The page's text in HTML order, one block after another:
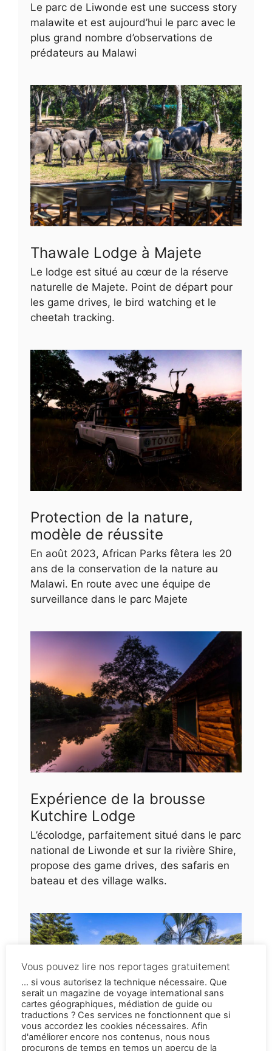
Le parc de Liwonde est une success story
malawite et est aujourd’hui le parc avec le
plus grand nombre d’observations de
prédateurs au Malawi
Thawale Lodge à Majete
Le lodge est situé au cœur de la réserve
naturelle de Majete. Point de départ pour
les game drives, le bird watching et le
cheetah tracking.
Protection de la nature,
modèle de réussite
En août 2023, African Parks fêtera les 20
ans de la conservation de la nature au
Malawi. En route avec une équipe de
surveillance dans le parc Majete
Expérience de la brousse
Kutchire Lodge
L’écolodge, parfaitement situé dans le parc
national de Liwonde et sur la rivière Shire,
propose des game drives, des safaris en
bateau et des village walks.